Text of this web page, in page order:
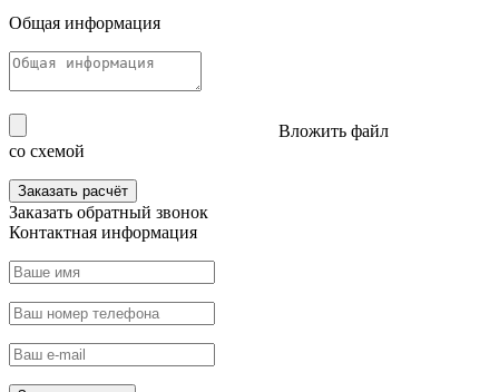
Общая информация
Вложить файл
со схемой
Заказать расчёт
Заказать обратный звонок
Контактная информация